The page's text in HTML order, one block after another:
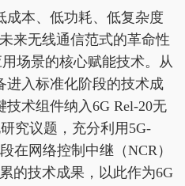
成本、低功耗、低复杂度
来无线通信范式的革命性
场景的核心赋能技术。从
进入标准化阶段的技术成
术组件纳入6G Rel-20无
究议题，充分利用5G-
在网络控制中继（NCR）
的技术成果，以此作为6G